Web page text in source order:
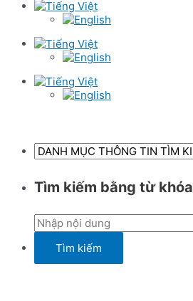
Tìm kiếm bằng từ khóa